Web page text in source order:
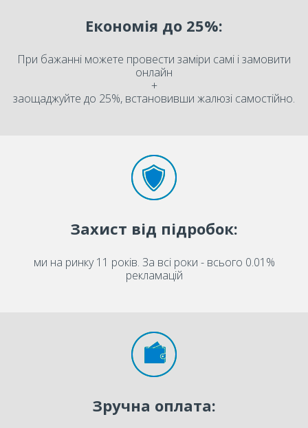
Економія до 25%:
При бажанні можете провести заміри самі і замовити
онлайн
+
заощаджуйте до 25%, встановивши жалюзі самостійно.
Захист від підробок:
ми на ринку 11 років. За всі роки - всього 0.01%
рекламацій
Зручна оплата: